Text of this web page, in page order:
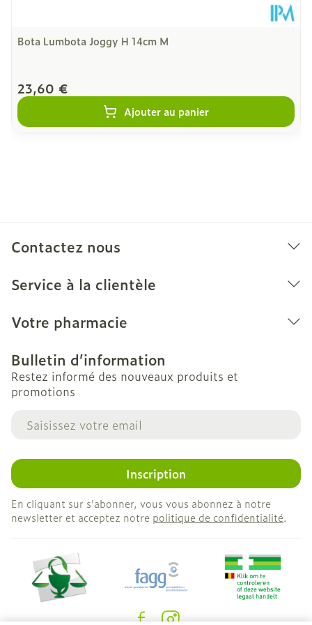
Bota Lumbota Joggy H 14cm M
23,60 €
Ajouter au panier
Contactez nous
Service à la clientèle
Votre pharmacie
Bulletin d’information
Restez informé des nouveaux produits et
promotions
Adresse mail
Inscription
En cliquant sur s'abonner, vous vous abonnez à notre
newsletter et acceptez notre politique de confidentialité.